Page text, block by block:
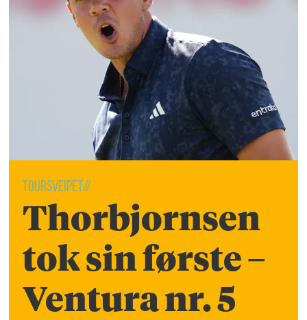
Toursveipet//
Thorbjornsen
tok sin første –
Ventura nr. 5